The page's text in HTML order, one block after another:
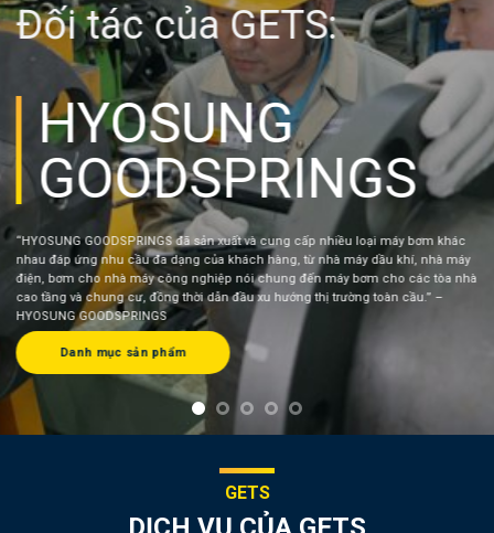
BAKER HUGHES:
LUFKIN GEARS
AND ALLEN
GEARS
“Chúng tôi là công ty dẫn đầu trong công nghệ Năng lượng. Chúng tôi thiết kế,
sản xuất và thực hiện dịch vụ ngành công nghiệp truyền dẫn để giúp bạn tiến xa
phía trước” – BAKER HUGHES.
Danh mục sản phẩm
GETS